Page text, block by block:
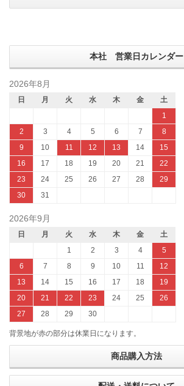
本社 営業日カレンダー
2026年8月
日 月 火 水 木 金
土
1
2
3 4 5 6 7
8
9
10 11 12 13 14
15
16
17 18 19 20 21
22
23
24 25 26 27 28
29
30
31
2026年9月
日 月 火 水 木 金
土
1
2 3 4
5
6
7 8 9 10 11
12
13
14 15 16 17 18
19
20
21 22 23 24 25
26
27
28 29 30
背景地が赤の部分は休業日になります。
商品購入方法